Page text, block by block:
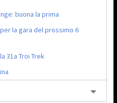
buona la prima
la gara del prossimo 6
31a Troi Trek